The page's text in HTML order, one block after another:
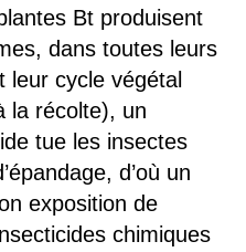
Bt produisent
dans toutes leurs
leur cycle végétal
la récolte), un
tue les insectes
d’où un
exposition de
chimiques